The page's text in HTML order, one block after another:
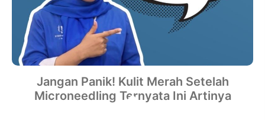
Jangan Panik! Kulit Merah Setelah
Microneedling Ternyata Ini Artinya